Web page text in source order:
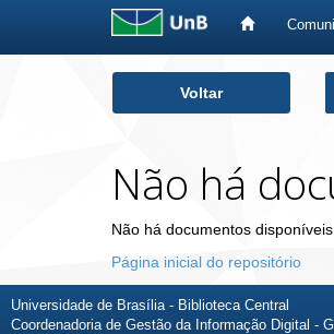
Voltar
Não há
Não há documentos
Página inicial do repositório
Universidade de Brasília - Biblioteca Central
Coordenadoria de Gestão da Informação Digital -